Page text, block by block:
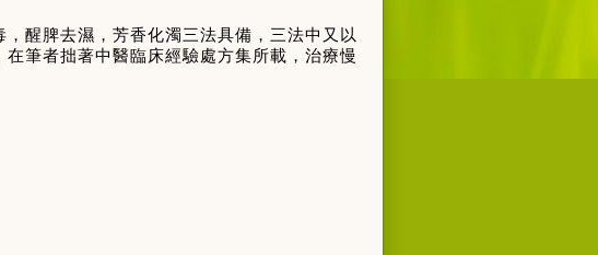
醒脾去濕，芳香化濁三法具備，三法中又以
筆者拙著中醫臨床經驗處方集所載，治療慢